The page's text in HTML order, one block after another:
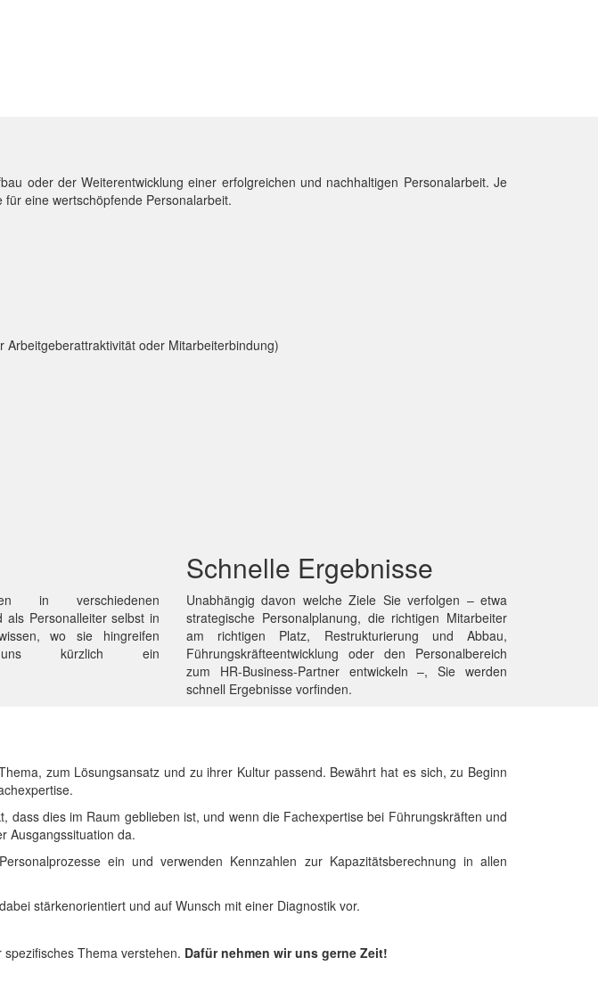
oder der Weiterentwicklung einer erfolgreichen und nachhaltigen Personalarbeit. Je
eine wertschöpfende Personalarbeit.
oder Mitarbeiterbindung)
in verschiedenen
als Personalleiter selbst in
wo sie hingreifen
kürzlich ein
Schnelle Ergebnisse
Unabhängig davon welche Ziele Sie verfolgen – etwa
strategische Personalplanung, die richtigen Mitarbeiter
am richtigen Platz, Restrukturierung und Abbau,
Führungskräfteentwicklung oder den Personalbereich
zum HR-Business-Partner entwickeln –, Sie werden
schnell Ergebnisse vorfinden.
zum Lösungsansatz und zu ihrer Kultur passend. Bewährt hat es sich, zu Beginn
dass dies im Raum geblieben ist, und wenn die Fachexpertise bei Führungskräften und
Ausgangssituation da.
ein und verwenden Kennzahlen zur Kapazitätsberechnung in allen
stärkenorientiert und auf Wunsch mit einer Diagnostik vor.
Thema verstehen. Dafür nehmen wir uns gerne Zeit!